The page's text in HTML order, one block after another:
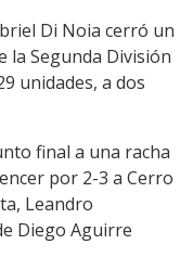
Di Noia cerró un
la Segunda División
unidades, a dos
final a una racha
por 2-3 a Cerro
Leandro
Diego Aguirre